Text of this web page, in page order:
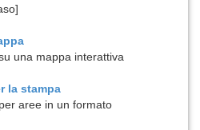
una mappa interattiva
lastampa
aree in un formato